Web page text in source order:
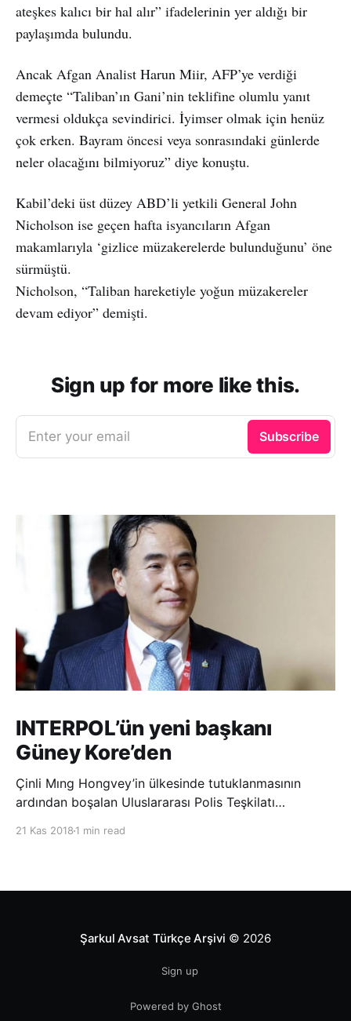
ateşkes kalıcı bir hal alır” ifadelerinin yer aldığı bir
paylaşımda bulundu.
Ancak Afgan Analist Harun Miir, AFP’ye verdiği
demeçte “Taliban’ın Gani’nin teklifine olumlu yanıt
vermesi oldukça sevindirici. İyimser olmak için henüz
çok erken. Bayram öncesi veya sonrasındaki günlerde
neler olacağını bilmiyoruz” diye konuştu.
Kabil’deki üst düzey ABD’li yetkili General John
Nicholson ise geçen hafta isyancıların Afgan
makamlarıyla ‘gizlice müzakerelerde bulunduğunu’ öne
sürmüştü.
Nicholson, “Taliban hareketiyle yoğun müzakereler
devam ediyor” demişti.
Sign up for more like this.
Enter your email Subscribe
INTERPOL’ün yeni başkanı
Güney Kore’den
Çinli Mıng Hongvey’in ülkesinde tutuklanmasının
ardından boşalan Uluslararası Polis Teşkilatı
21 Kas 2018 1 min read
Şarkul Avsat Türkçe Arşivi © 2026
Sign up
Powered by Ghost